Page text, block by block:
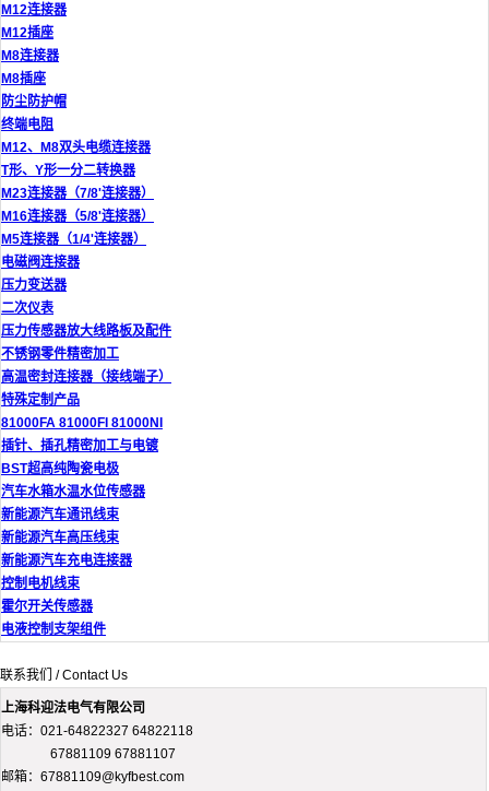
M12连接器
M12插座
M8连接器
M8插座
防尘防护帽
终端电阻
M12、M8双头电缆连接器
T形、Y形一分二转换器
M23连接器（7/8'连接器）
M16连接器（5/8'连接器）
M5连接器（1/4'连接器）
电磁阀连接器
压力变送器
二次仪表
压力传感器放大线路板及配件
不锈钢零件精密加工
高温密封连接器（接线端子）
特殊定制产品
81000FA 81000FI 81000NI
插针、插孔精密加工与电镀
BST超高纯陶瓷电极
汽车水箱水温水位传感器
新能源汽车通讯线束
新能源汽车高压线束
新能源汽车充电连接器
控制电机线束
霍尔开关传感器
电液控制支架组件
联系我们 / Contact Us
上海科迎法电气有限公司
电话：021-64822327 64822118
67881109 67881107
邮箱：67881109@kyfbest.com